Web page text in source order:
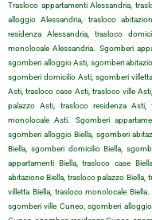
Trasloco appartamenti Alessandria,
alloggio Alessandria, trasloco
residenza Alessandria, trasloco
monolocale Alessandria. Sgomberi
sgomberi alloggio Asti, sgomberi
sgomberi domicilio Asti, sgomberi
Asti, trasloco case Asti, trasloco ville
palazzo Asti, trasloco residenza
monolocale Asti. Sgomberi
sgomberi alloggio Biella, sgomberi
Biella, sgomberi domicilio Biella,
appartamenti Biella, trasloco case
abitazione Biella, trasloco palazzo Biella,
villetta Biella, trasloco monolocale
sgomberi ville Cuneo, sgomberi